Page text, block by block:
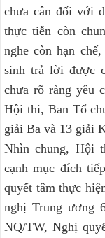
chưa cân đối với
thực tiễn còn
nghe còn hạn
sinh trả lời được
chưa rõ ràng yêu
Hội thi, Ban Tổ
giải Ba và 13 giải
Nhìn chung, Hội
cạnh mục đích
quyết tâm thực
nghị Trung ương
NQ/TW, Nghị